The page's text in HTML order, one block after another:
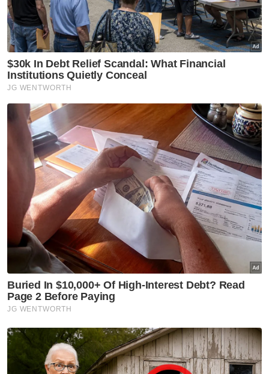
Semasa
Jenazah tiga anggota polis
maut renjatan elektrik akan
dibawa pulang ke kampung
halaman
Penerbangan mencemaskan,
penumpang didakwa cuba
buka pintu kecemasan
Semasa
Pelajar kolej lemas ketika
mandi-manda bersama
sembilan rakan
Semasa
Ismail Sabri didakwa esok di
Mahkamah Sesyen Kuala
Lumpur